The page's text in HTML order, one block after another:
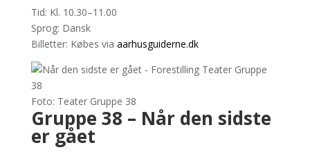
Tid: Kl. 10.30–11.00
Sprog: Dansk
Billetter: Købes via aarhusguiderne.dk
Foto: Teater Gruppe 38
Gruppe 38 – Når den sidste
er gået